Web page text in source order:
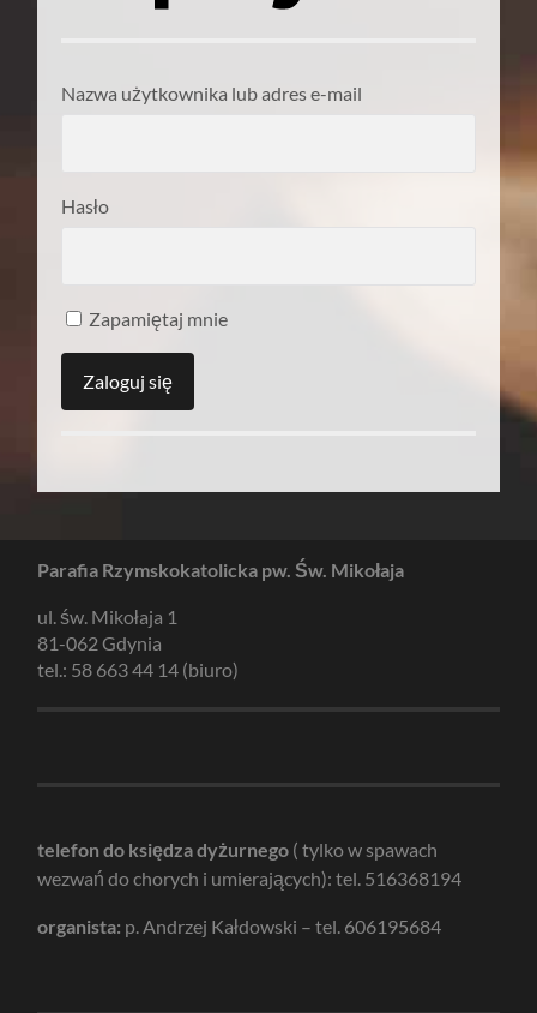
Nazwa użytkownika lub adres e-mail
Hasło
Zapamiętaj mnie
Parafia Rzymskokatolicka pw. Św. Mikołaja
ul. św. Mikołaja 1
81-062 Gdynia
tel.: 58 663 44 14 (biuro)
telefon do księdza dyżurnego ( tylko w spawach
wezwań do chorych i umierających): tel. 516368194
organista: p. Andrzej Kałdowski – tel. 606195684